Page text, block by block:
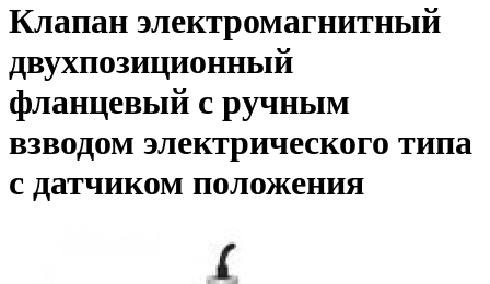
Клапан электромагнитный
двухпозиционный
фланцевый с ручным
взводом электрического типа
с датчиком положения